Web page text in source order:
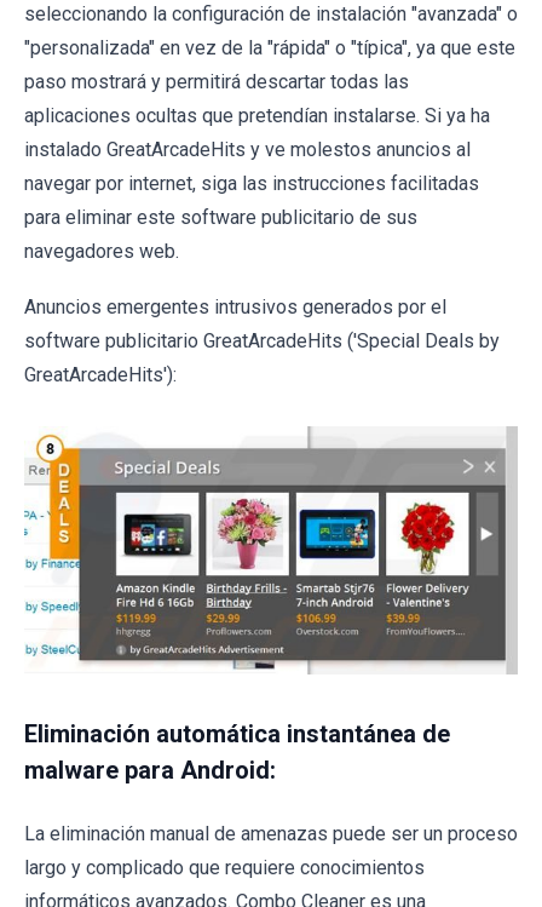
seleccionando la configuración de instalación "avanzada" o
"personalizada" en vez de la "rápida" o "típica", ya que este
paso mostrará y permitirá descartar todas las
aplicaciones ocultas que pretendían instalarse. Si ya ha
instalado GreatArcadeHits y ve molestos anuncios al
navegar por internet, siga las instrucciones facilitadas
para eliminar este software publicitario de sus
navegadores web.
Anuncios emergentes intrusivos generados por el
software publicitario GreatArcadeHits ('Special Deals by
GreatArcadeHits'):
Eliminación automática instantánea de
malware para Android:
La eliminación manual de amenazas puede ser un proceso
largo y complicado que requiere conocimientos
informáticos avanzados. Combo Cleaner es una